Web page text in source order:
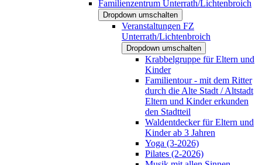
Familienzentrum Unterrath/Lichtenbroich
Dropdown umschalten
Veranstaltungen FZ
Unterrath/Lichtenbroich
Dropdown umschalten
Krabbelgruppe für Eltern und
Kinder
Familientour - mit dem Ritter
durch die Alte Stadt / Altstadt
Eltern und Kinder erkunden
den Stadtteil
Waldentdecker für Eltern und
Kinder ab 3 Jahren
Yoga (3-2026)
Pilates (2-2026)